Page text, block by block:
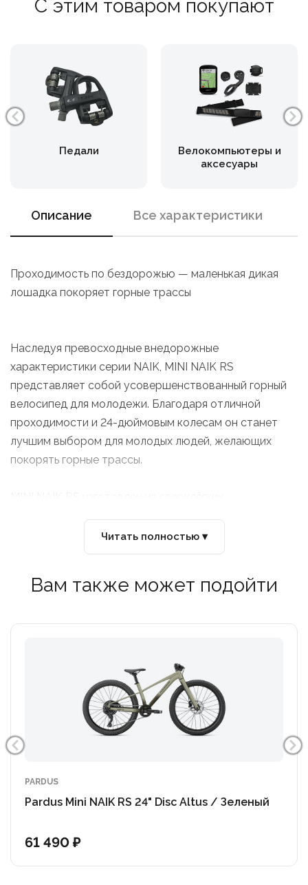
С этим товаром покупают
Педали
Велокомпьютеры и
аксесуары
Описание Все характеристики
Проходимость по бездорожью — маленькая дикая
лошадка покоряет горные трассы
Наследуя превосходные внедорожные
характеристики серии NAIK, MINI NAIK RS
представляет собой усовершенствованный горный
велосипед для молодежи. Благодаря отличной
проходимости и 24-дюймовым колесам он станет
лучшим выбором для молодых людей, желающих
покорять горные трассы.
красивый и плавный изгиб. У MINI NAIK RS нет
амортизационной вилки, но амортизирующая
преодолевать неровности и спуски, с которыми
езду более лёгкой и приятной
Читать полностью ▾
Вам также может подойти
PARDUS
Pardus Mini NAIK RS 24" Disc Altus / Зеленый
61 490 ₽